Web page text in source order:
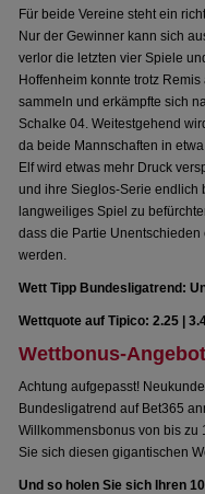
Für beide Vereine steht ein
Nur der Gewinner kann sich
verlor die letzten vier Spiele
Hoffenheim konnte trotz
sammeln und erkämpfte sich
Schalke 04. Weitestgehend
da beide Mannschaften in
Elf wird etwas mehr Druck
und ihre Sieglos-Serie endlich
langweiliges Spiel zu
dass die Partie
werden.
Wett Tipp Bundesligatrend:
Wettquote auf Tipico: 2.25 |
Wettbonus-
Achtung aufgepasst!
Bundesligatrend auf Bet365
Willkommensbonus von bis zu
Sie sich diesen gigantischen
Und so holen Sie sich Ihren